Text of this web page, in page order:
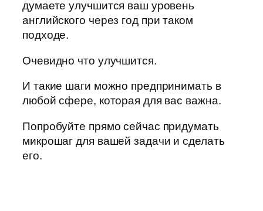
думаете улучшится ваш уровень
английского через год при таком
подходе.
Очевидно что улучшится.
И такие шаги можно предпринимать в
любой сфере, которая для вас важна.
Попробуйте прямо сейчас придумать
микрошаг для вашей задачи и сделать
его.